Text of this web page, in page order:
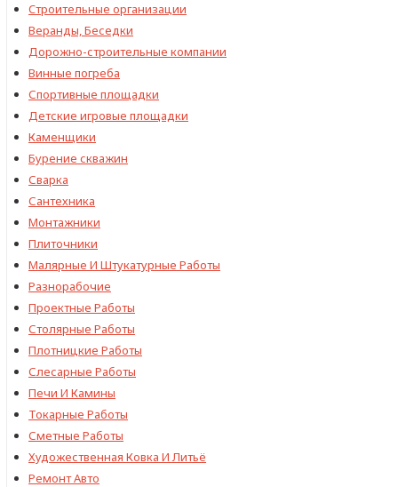
Cтроительные организации
Веранды, Беседки
Дорожно-строительные компании
Винные погреба
Спортивные площадки
Детские игровые площадки
Каменщики
Бурение скважин
Сварка
Сантехника
Монтажники
Плиточники
Малярные И Штукатурные Работы
Разнорабочие
Проектные Работы
Столярные Работы
Плотницкие Работы
Слесарные Работы
Печи И Камины
Токарные Работы
Сметные Работы
Художественная Ковка И Литьё
Ремонт Авто